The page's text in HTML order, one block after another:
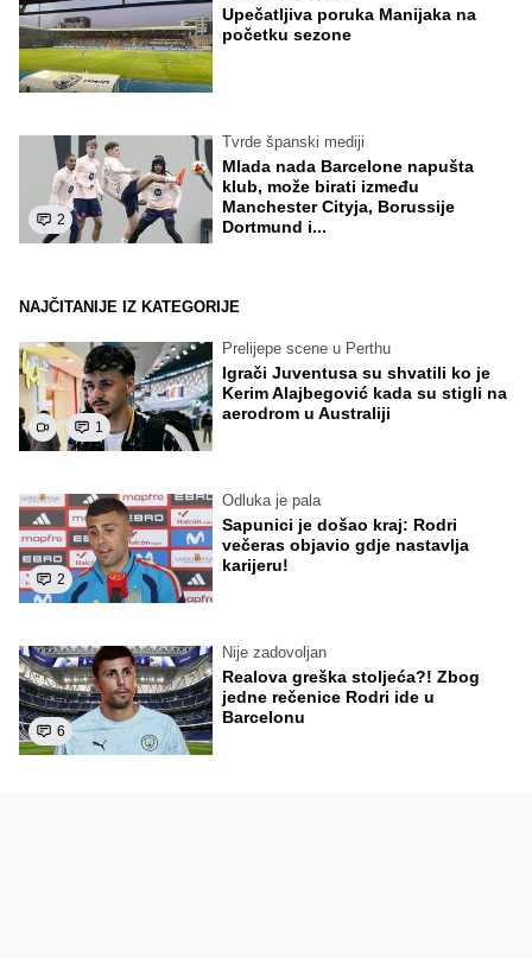
Upečatljiva poruka Manijaka na
početku sezone
2
Tvrde španski mediji
Mlada nada Barcelone napušta
klub, može birati između
Manchester Cityja, Borussije
Dortmund i...
NAJČITANIJE IZ KATEGORIJE
1
Prelijepe scene u Perthu
Igrači Juventusa su shvatili ko je
Kerim Alajbegović kada su stigli na
aerodrom u Australiji
2
Odluka je pala
Sapunici je došao kraj: Rodri
večeras objavio gdje nastavlja
karijeru!
6
Nije zadovoljan
Realova greška stoljeća?! Zbog
jedne rečenice Rodri ide u
Barcelonu